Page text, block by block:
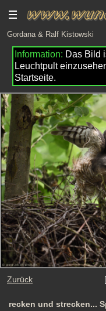
Gordana & Ralf Kistowski
Das Bild
Leuchtpult
Startseite.
Zurück
recken und strecken...